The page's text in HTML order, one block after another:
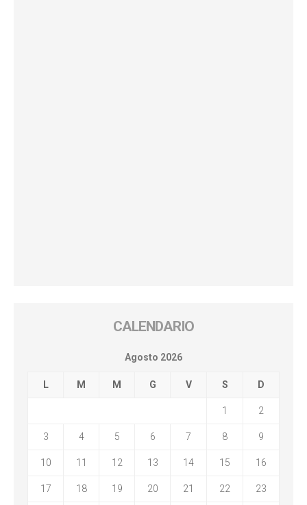
CALENDARIO
Agosto 2026
L M M G V S D
1 2
3 4 5 6 7 8 9
10 11 12 13 14 15 16
17 18 19 20 21 22 23